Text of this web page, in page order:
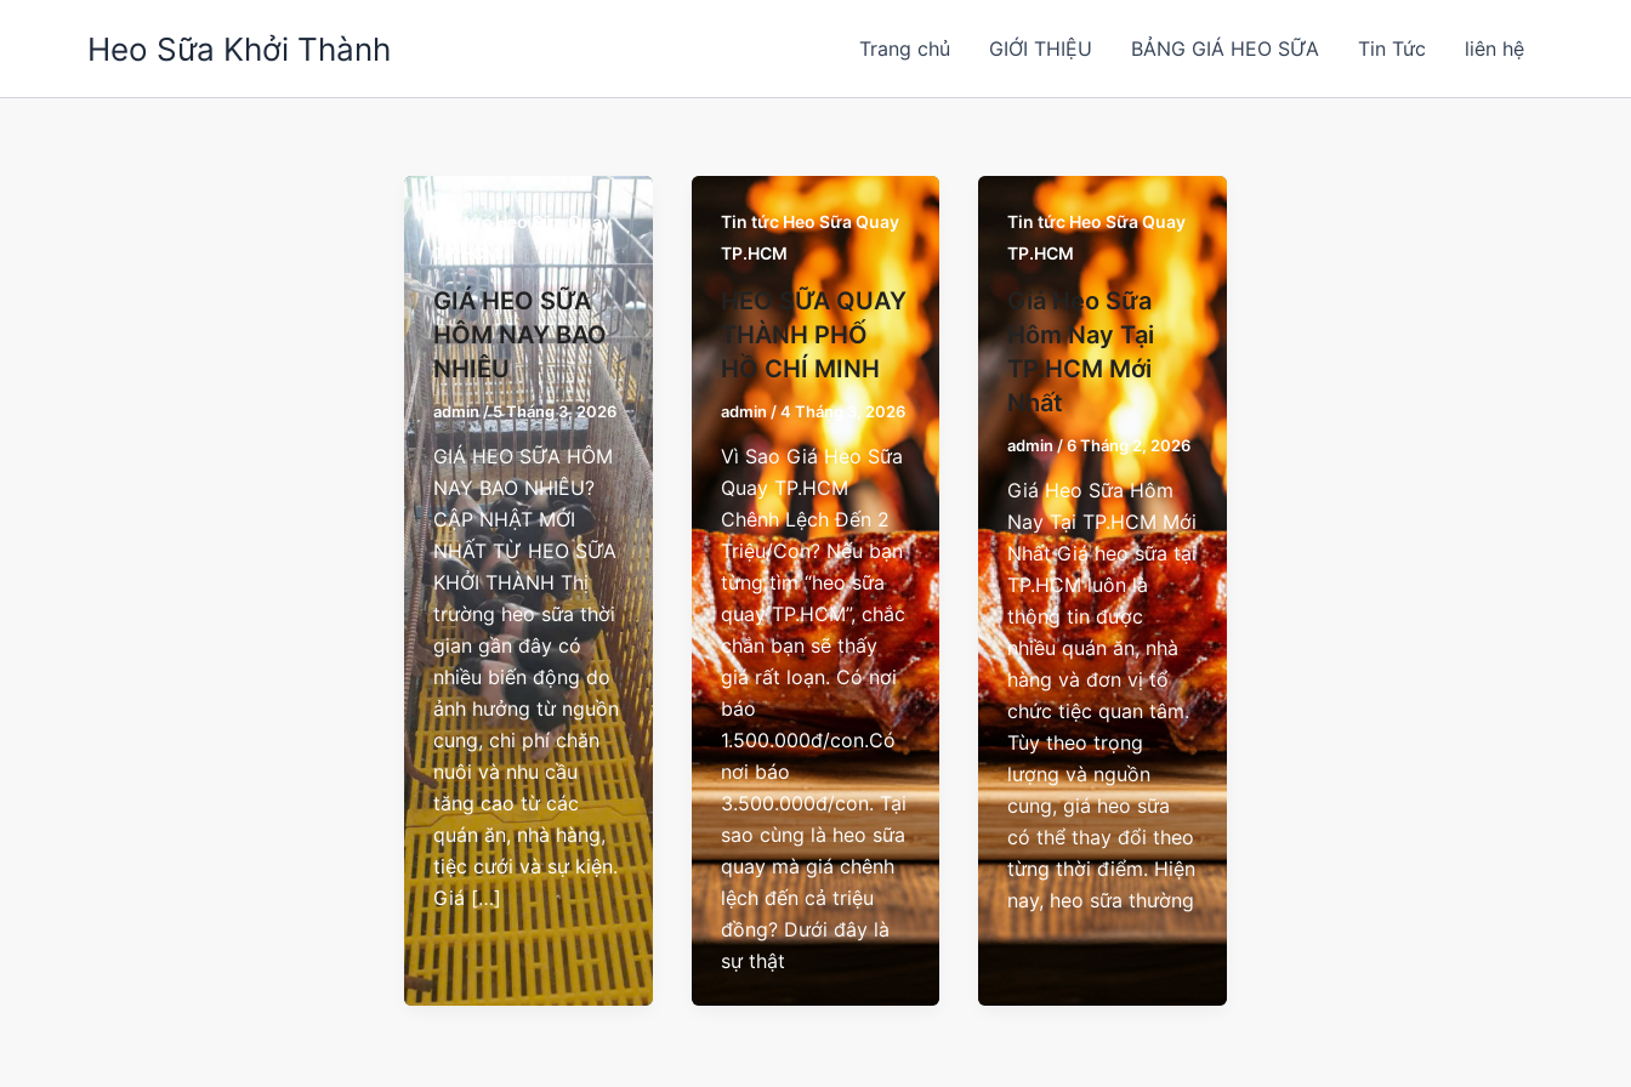
Heo Sữa Khởi Thành Trang chủ GIỚI THIỆU BẢNG GIÁ HEO SỮA Tin Tức liên hệ
Tin tức Heo Sữa Quay
TP.HCM
GIÁ HEO SỮA
HÔM NAY BAO
NHIÊU
admin/5 Tháng 3, 2026
GIÁ HEO SỮA HÔM
NAY BAO NHIÊU?
CẬP NHẬT MỚI
NHẤT TỪ HEO SỮA
KHỞI THÀNH Thị
trường heo sữa thời
gian gần đây có
nhiều biến động do
ảnh hưởng từ nguồn
cung, chi phí chăn
nuôi và nhu cầu
tăng cao từ các
quán ăn, nhà hàng,
tiệc cưới và sự kiện.
Giá […]
Tin tức Heo Sữa Quay
TP.HCM
HEO SỮA QUAY
THÀNH PHỐ
HỒ CHÍ MINH
admin/4 Tháng 3, 2026
Vì Sao Giá Heo Sữa
Quay TP.HCM
Chênh Lệch Đến 2
Triệu/Con? Nếu bạn
từng tìm “heo sữa
quay TP.HCM”, chắc
chắn bạn sẽ thấy
giá rất loạn. Có nơi
báo
1.500.000đ/con.Có
nơi báo
3.500.000đ/con. Tại
sao cùng là heo sữa
quay mà giá chênh
lệch đến cả triệu
đồng? Dưới đây là
sự thật
Tin tức Heo Sữa Quay
TP.HCM
Giá Heo Sữa
Hôm Nay Tại
TP.HCM Mới
Nhất
admin/6 Tháng 2, 2026
Giá Heo Sữa Hôm
Nay Tại TP.HCM Mới
Nhất Giá heo sữa tại
TP.HCM luôn là
thông tin được
nhiều quán ăn, nhà
hàng và đơn vị tổ
chức tiệc quan tâm.
Tùy theo trọng
lượng và nguồn
cung, giá heo sữa
có thể thay đổi theo
từng thời điểm. Hiện
nay, heo sữa thường